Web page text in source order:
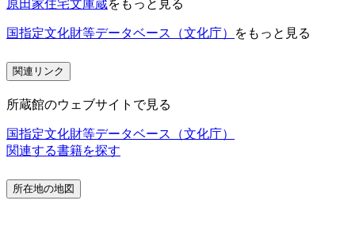
原田家住宅文庫蔵をもっと見る
国指定文化財等データベース（文化庁） をもっと見る
関連リンク
所蔵館のウェブサイトで見る
国指定文化財等データベース（文化庁）
関連する書籍を探す
所在地の地図